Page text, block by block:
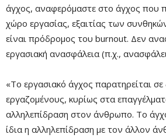
άγχος, αναφερόμαστε στο άγχος που
χώρο εργασίας, εξαιτίας των
είναι πρόδρομος του burnout. Δεν
εργασιακή ανασφάλεια (π.χ.,
«Το εργασιακό άγχος παρατηρείται
εργαζομένους, κυρίως στα
αλληλεπίδραση στον άνθρωπο. Το
ίδια η αλληλεπίδραση με τον άλλον